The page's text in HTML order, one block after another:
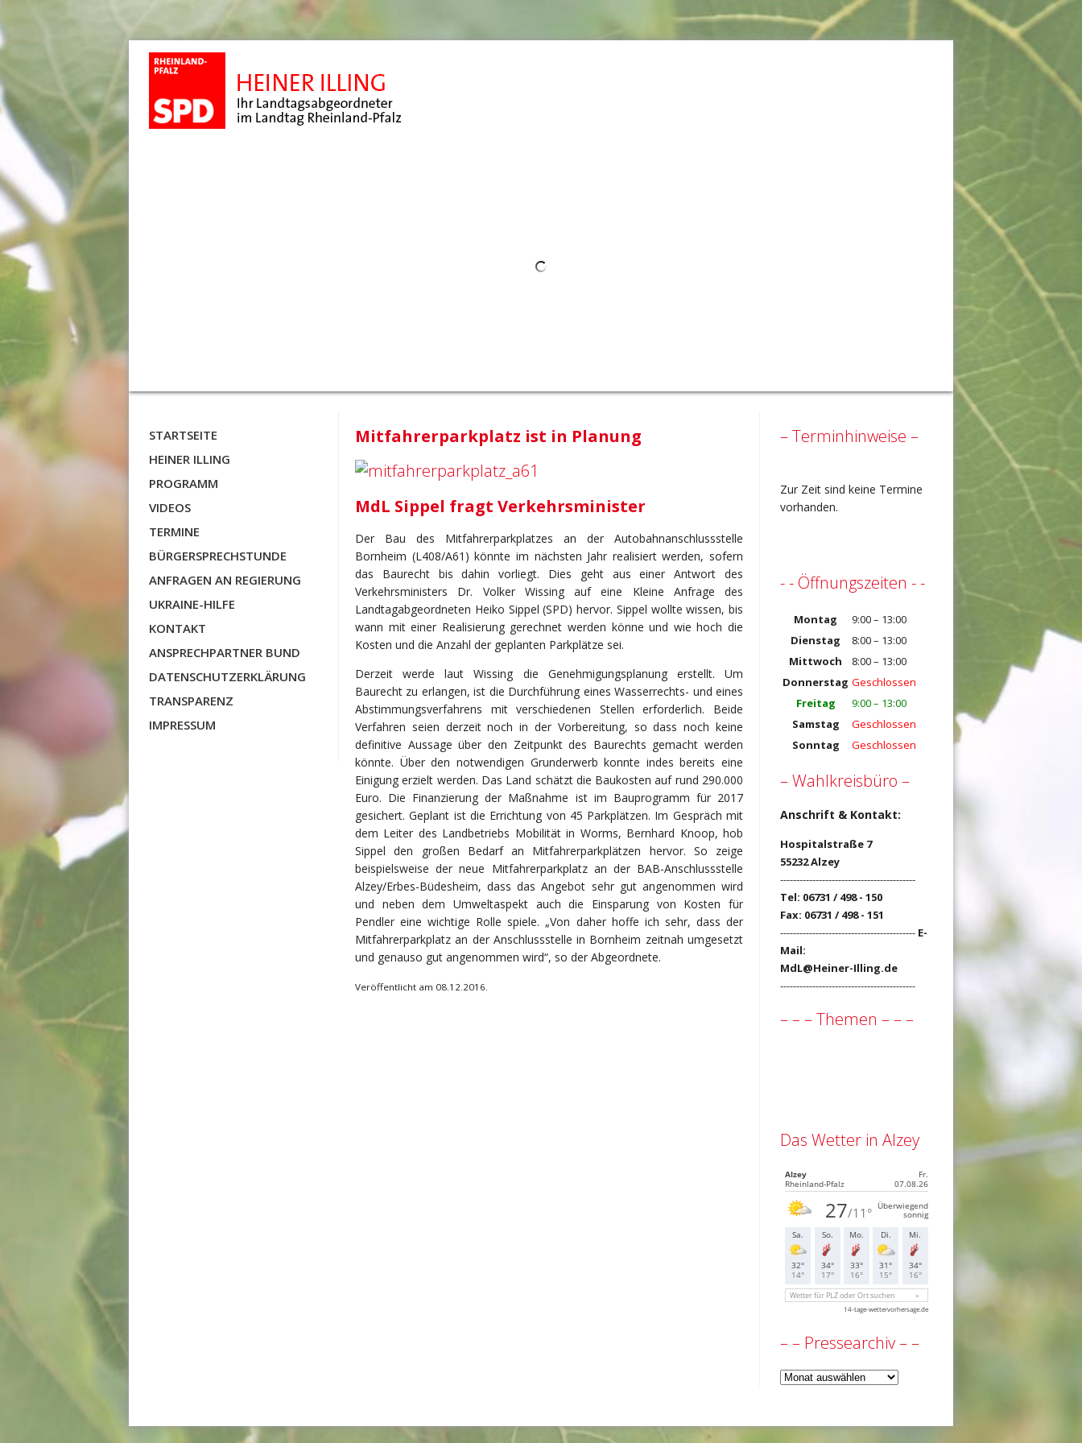
STARTSEITE
HEINER ILLING
PROGRAMM
VIDEOS
TERMINE
BÜRGERSPRECHSTUNDE
ANFRAGEN AN REGIERUNG
UKRAINE-HILFE
KONTAKT
ANSPRECHPARTNER BUND
DATENSCHUTZERKLÄRUNG
TRANSPARENZ
IMPRESSUM
Mitfahrerparkplatz ist in Planung
MdL Sippel fragt Verkehrsminister
Der Bau des Mitfahrerparkplatzes an der Autobahnanschlussstelle
Bornheim (L408/A61) könnte im nächsten Jahr realisiert werden, sofern
das Baurecht bis dahin vorliegt. Dies geht aus einer Antwort des
Verkehrsministers Dr. Volker Wissing auf eine Kleine Anfrage des
Landtagabgeordneten Heiko Sippel (SPD) hervor. Sippel wollte wissen, bis
wann mit einer Realisierung gerechnet werden könne und wie hoch die
Kosten und die Anzahl der geplanten Parkplätze sei.
Derzeit werde laut Wissing die Genehmigungsplanung erstellt. Um
Baurecht zu erlangen, ist die Durchführung eines Wasserrechts- und eines
Abstimmungsverfahrens mit verschiedenen Stellen erforderlich. Beide
Verfahren seien derzeit noch in der Vorbereitung, so dass noch keine
definitive Aussage über den Zeitpunkt des Baurechts gemacht werden
könnte. Über den notwendigen Grunderwerb konnte indes bereits eine
Einigung erzielt werden. Das Land schätzt die Baukosten auf rund 290.000
Euro. Die Finanzierung der Maßnahme ist im Bauprogramm für 2017
gesichert. Geplant ist die Errichtung von 45 Parkplätzen. Im Gespräch mit
dem Leiter des Landbetriebs Mobilität in Worms, Bernhard Knoop, hob
Sippel den großen Bedarf an Mitfahrerparkplätzen hervor. So zeige
beispielsweise der neue Mitfahrerparkplatz an der BAB-Anschlussstelle
Alzey/Erbes-Büdesheim, dass das Angebot sehr gut angenommen wird
und neben dem Umweltaspekt auch die Einsparung von Kosten für
Pendler eine wichtige Rolle spiele. „Von daher hoffe ich sehr, dass der
Mitfahrerparkplatz an der Anschlussstelle in Bornheim zeitnah umgesetzt
und genauso gut angenommen wird“, so der Abgeordnete.
Veröffentlicht am 08.12.2016.
– Terminhinweise –
Zur Zeit sind keine Termine
vorhanden.
- - Öffnungszeiten - -
Montag
9:00 – 13:00
Dienstag
8:00 – 13:00
Mittwoch
8:00 – 13:00
Donnerstag Geschlossen
Freitag
9:00 – 13:00
Samstag
Geschlossen
Sonntag
Geschlossen
– Wahlkreisbüro –
Anschrift & Kontakt:
Hospitalstraße 7
55232 Alzey
------------------------------------------
Tel: 06731 / 498 - 150
Fax: 06731 / 498 - 151
------------------------------------------ E-
Mail:
MdL@Heiner-Illing.de
------------------------------------------
– – – Themen – – –
Das Wetter in Alzey
– – Pressearchiv – –
–